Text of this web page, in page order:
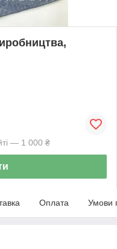
— 1 000 ₴
Оплата Умови